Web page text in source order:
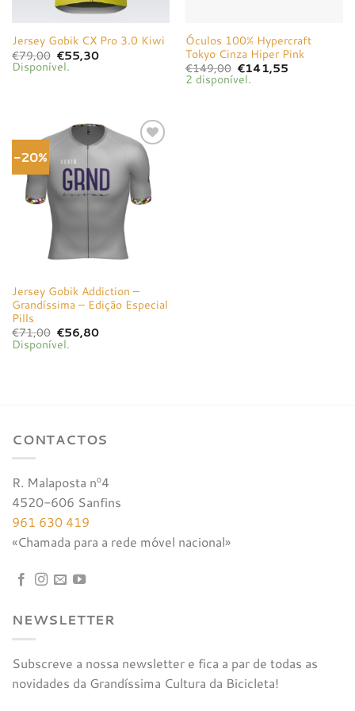
Jersey Gobik CX Pro 3.0 Kiwi
€79,00 O
preço
original
€55,30O
Disponível.
Óculos 100% Hypercraft
Tokyo Cinza Hiper Pink
€149,00 O
preço
original
€141,55O
2 disponível.
-20%
Adicionar
à lista de
desejos
Jersey Gobik Addiction –
Grandíssima – Edição Especial
Pills
€71,00 O
preço
original
€56,80O
Disponível.
CONTACTOS
R. Malaposta nº4
4520-606 Sanfins
961 630 419
«Chamada para a rede móvel nacional»
NEWSLETTER
Subscreve a nossa newsletter e fica a par de todas as
novidades da Grandíssima Cultura da Bicicleta!